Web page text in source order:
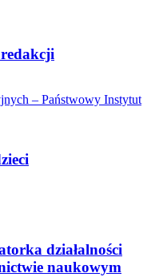
– Państwowy Instytut
działalności
naukowym